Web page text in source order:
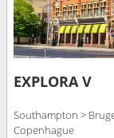
EXPLORA V
Southampton >
Copenhague